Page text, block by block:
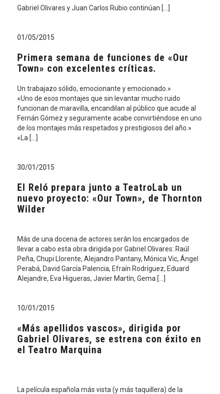
Gabriel Olivares y Juan Carlos Rubio continúan […]
01/05/2015
Primera semana de funciones de «Our
Town» con excelentes críticas.
Un trabajazo sólido, emocionante y emocionado.»
«Uno de esos montajes que sin levantar mucho ruido
funcionan de maravilla, encandilan al público que acude al
Fernán Gómez y seguramente acabe convirtiéndose en uno
de los montajes más respetados y prestigiosos del año.»
«La […]
30/01/2015
El Reló prepara junto a TeatroLab un
nuevo proyecto: «Our Town», de Thornton
Wilder
Más de una docena de actores serán los encargados de
llevar a cabo esta obra dirigida por Gabriel Olivares: Raúl
Peña, Chupi Llorente, Alejandro Pantany, Mónica Vic, Ángel
Perabá, David García Palencia, Efraín Rodríguez, Eduard
Alejandre, Eva Higueras, Javier Martín, Gema […]
10/01/2015
«Más apellidos vascos», dirigida por
Gabriel Olivares, se estrena con éxito en
el Teatro Marquina
La película española más vista (y más taquillera) de la